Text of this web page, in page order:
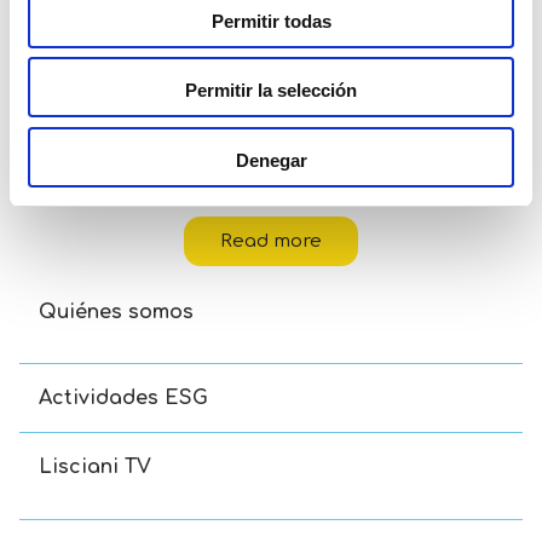
Permitir todas
Permitir la selección
Denegar
Carotina Baby Gatitos Lógicos
Read more
Quiénes somos
Actividades ESG
Lisciani TV